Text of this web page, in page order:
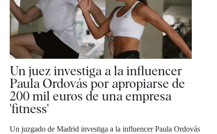
Un juez investiga a la influencer
Paula Ordovás por apropiarse de
200 mil euros de una empresa
'fitness'
Un juzgado de Madrid investiga a la influencer Paula Ordovás